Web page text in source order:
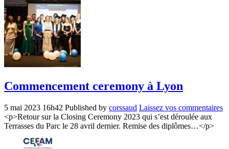
Commencement ceremony à Lyon
5 mai 2023 16h42 Published by corssaud Laissez vos commentaires
<p>Retour sur la Closing Ceremony 2023 qui s’est déroulée aux
Terrasses du Parc le 28 avril dernier. Remise des diplômes…</p>